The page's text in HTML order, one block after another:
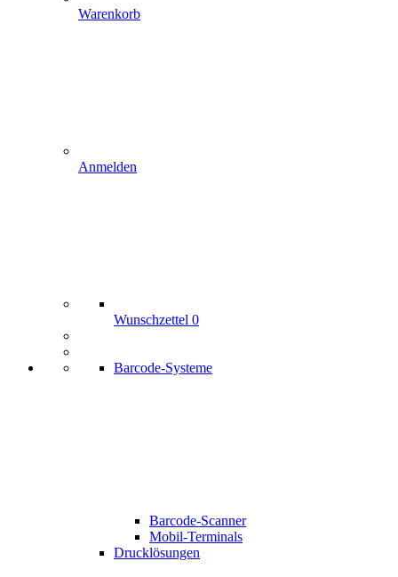
Warenkorb
Anmelden
Wunschzettel 0
Barcode-Systeme
Barcode-Scanner
Mobil-Terminals
Drucklösungen